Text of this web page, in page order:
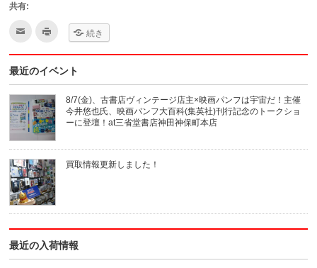
共有:
ク
し
て
達
へ
メ
ー
ル
で
送
信
(新
し
い
ウ
ィ
ン
ド
ウ
開
き
ま
す)
ク
て
刷
(新
し
い
ウ
ィ
ン
ド
ウ
で
開
き
ま
す)
続き
最近のイベント
8/7(金)、古書店ヴィンテージ店主×映画パンフは宇宙だ！主催
今井悠也氏、映画パンフ大百科(集英社)刊行記念のトークショ
ーに登壇！at三省堂書店神田神保町本店
買取情報更新しました！
最近の入荷情報